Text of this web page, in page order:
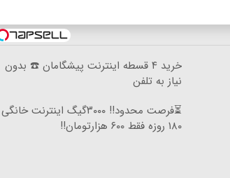
خرید ۴ قسطه اینترنت پیشگامان ☎️ بدون
نیاز به تلفن
⏳فرصت محدود!! ۳۰۰۰گیگ اینترنت خانگی
۱۸۰ روزه فقط ۶۰۰ هزارتومان!!